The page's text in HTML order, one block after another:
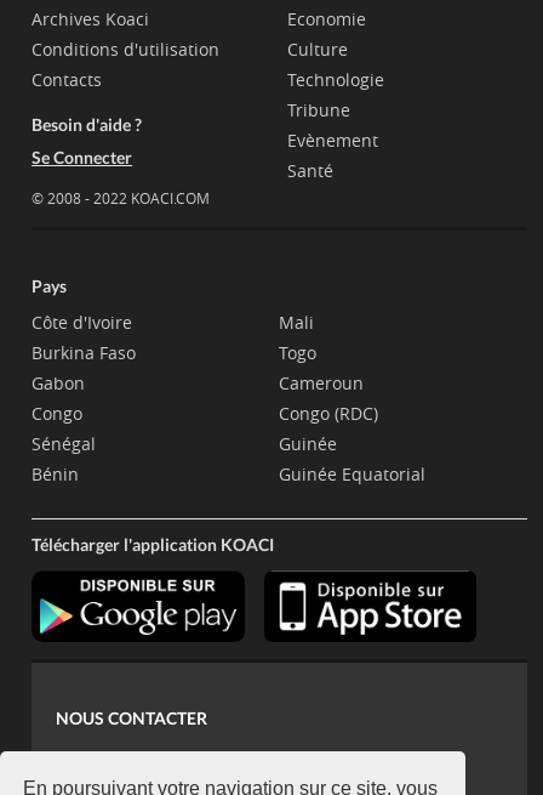
En poursuivant votre navigation sur ce site, vous
Archives Koaci
Conditions d'utilisation
Contacts
Besoin d'aide ?
Se Connecter
© 2008 - 2022 KOACI.COM
Economie
Culture
Technologie
Tribune
Evènement
Santé
Pays
Côte d'Ivoire
Burkina Faso
Gabon
Congo
Sénégal
Bénin
Mali
Togo
Cameroun
Congo (RDC)
Guinée
Guinée Equatorial
Télécharger l'application KOACI
NOUS CONTACTER